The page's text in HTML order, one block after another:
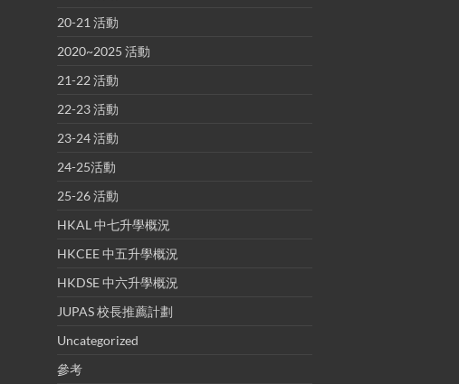
20-21 活動
2020~2025 活動
21-22 活動
22-23 活動
23-24 活動
24-25活動
25-26 活動
HKAL 中七升學概況
HKCEE 中五升學概況
HKDSE 中六升學概況
JUPAS 校長推薦計劃
Uncategorized
參考